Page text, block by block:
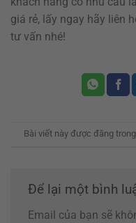
giá rẻ, lấy ngay hãy liên
tư vấn nhé!
Bài viết này được đăng trong
Để lại một bình
Email của bạn sẽ